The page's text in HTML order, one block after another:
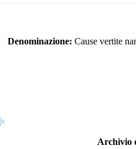
Denominazione: Cause vertite
Archivio